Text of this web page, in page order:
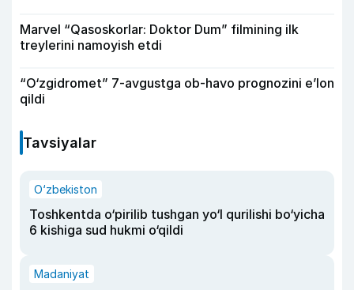
Marvel “Qasoskorlar: Doktor Dum” filmining ilk
treylerini namoyish etdi
“O‘zgidromet” 7-avgustga ob-havo prognozini e’lon
qildi
Tavsiyalar
O‘zbekiston
Toshkentda o‘pirilib tushgan yo‘l qurilishi bo‘yicha
6 kishiga sud hukmi o‘qildi
Madaniyat